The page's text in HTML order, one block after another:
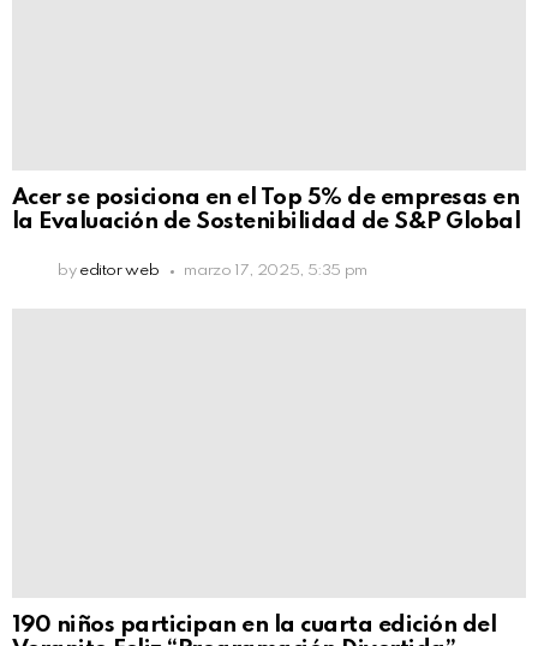
Acer se posiciona en el Top 5% de empresas en
la Evaluación de Sostenibilidad de S&P Global
by editor web marzo 17, 2025, 5:35 pm
190 niños participan en la cuarta edición del